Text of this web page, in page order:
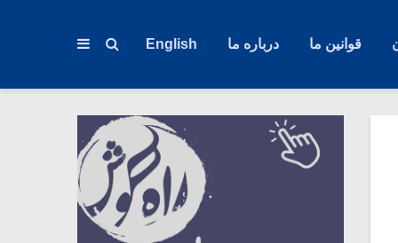
قوانین ما درباره ما English